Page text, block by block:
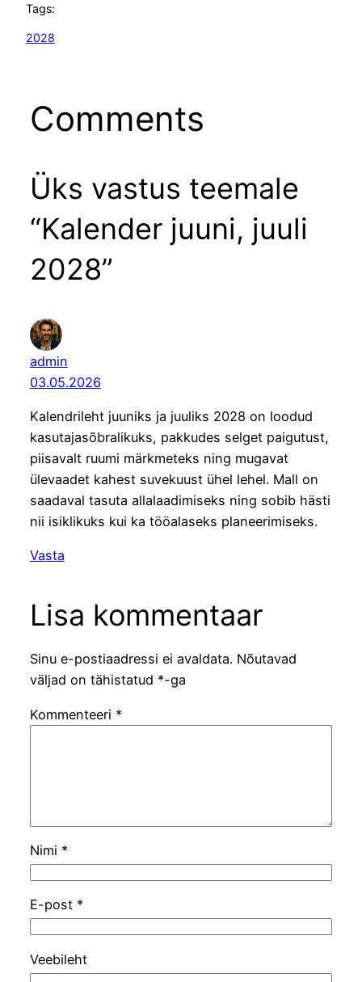
Tags:
2028
Comments
Üks vastus teemale
“Kalender juuni, juuli
2028”
admin
03.05.2026
Kalendrileht juuniks ja juuliks 2028 on loodud
kasutajasõbralikuks, pakkudes selget paigutust,
piisavalt ruumi märkmeteks ning mugavat
ülevaadet kahest suvekuust ühel lehel. Mall on
saadaval tasuta allalaadimiseks ning sobib hästi
nii isiklikuks kui ka tööalaseks planeerimiseks.
Vasta
Lisa kommentaar
Sinu e-postiaadressi ei avaldata. Nõutavad
väljad on tähistatud *-ga
Kommenteeri *
Nimi *
E-post *
Veebileht